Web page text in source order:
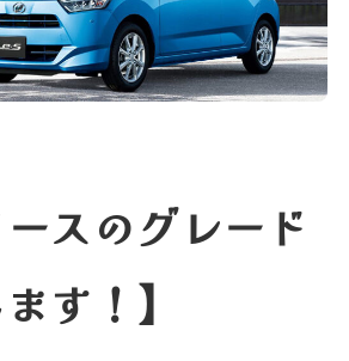
ースのグレード
す！】